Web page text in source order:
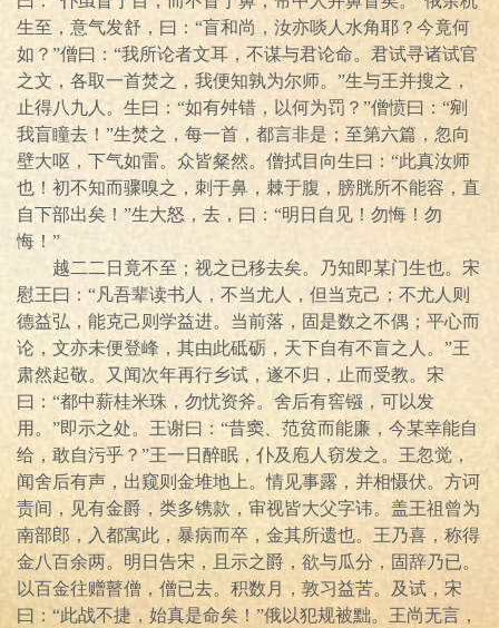
生至，意气发舒，曰：“盲和尚，汝亦啖人水角耶？今竟何
如？”僧曰：“我所论者文耳，不谋与君论命。君试寻诸试官
之文，各取一首焚之，我便知孰为尔师。”生与王并搜之，
止得八九人。生曰：“如有舛错，以何为罚？”僧愤曰：“剜
我盲瞳去！”生焚之，每一首，都言非是；至第六篇，忽向
壁大呕，下气如雷。众皆粲然。僧拭目向生曰：“此真汝师
也！初不知而骤嗅之，刺于鼻，棘于腹，膀胱所不能容，直
自下部出矣！”生大怒，去，曰：“明日自见！勿悔！勿
悔！”
越二二日竟不至；视之已移去矣。乃知即某门生也。宋
慰王曰：“凡吾辈读书人，不当尤人，但当克己；不尤人则
德益弘，能克己则学益进。当前落，固是数之不偶；平心而
论，文亦未便登峰，其由此砥砺，天下自有不盲之人。”王
肃然起敬。又闻次年再行乡试，遂不归，止而受教。宋
曰：“都中薪桂米珠，勿忧资斧。舍后有窖镪，可以发
用。”即示之处。王谢曰：“昔窦、范贫而能廉，今某幸能自
给，敢自污乎？”王一日醉眠，仆及庖人窃发之。王忽觉，
闻舍后有声，出窥则金堆地上。情见事露，并相慑伏。方诃
责间，见有金爵，类多镌款，审视皆大父字讳。盖王祖曾为
南部郎，入都寓此，暴病而卒，金其所遗也。王乃喜，称得
金八百余两。明日告宋，且示之爵，欲与瓜分，固辞乃已。
以百金往赠瞽僧，僧已去。积数月，敦习益苦。及试，宋
曰：“此战不捷，始真是命矣！”俄以犯规被黜。王尚无言，